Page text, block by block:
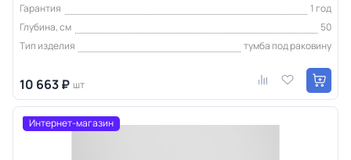
Гарантия
1 год
Глубина, см
50
Тип изделия
тумба под раковину
10 663 ₽ шт
Интернет-магазин